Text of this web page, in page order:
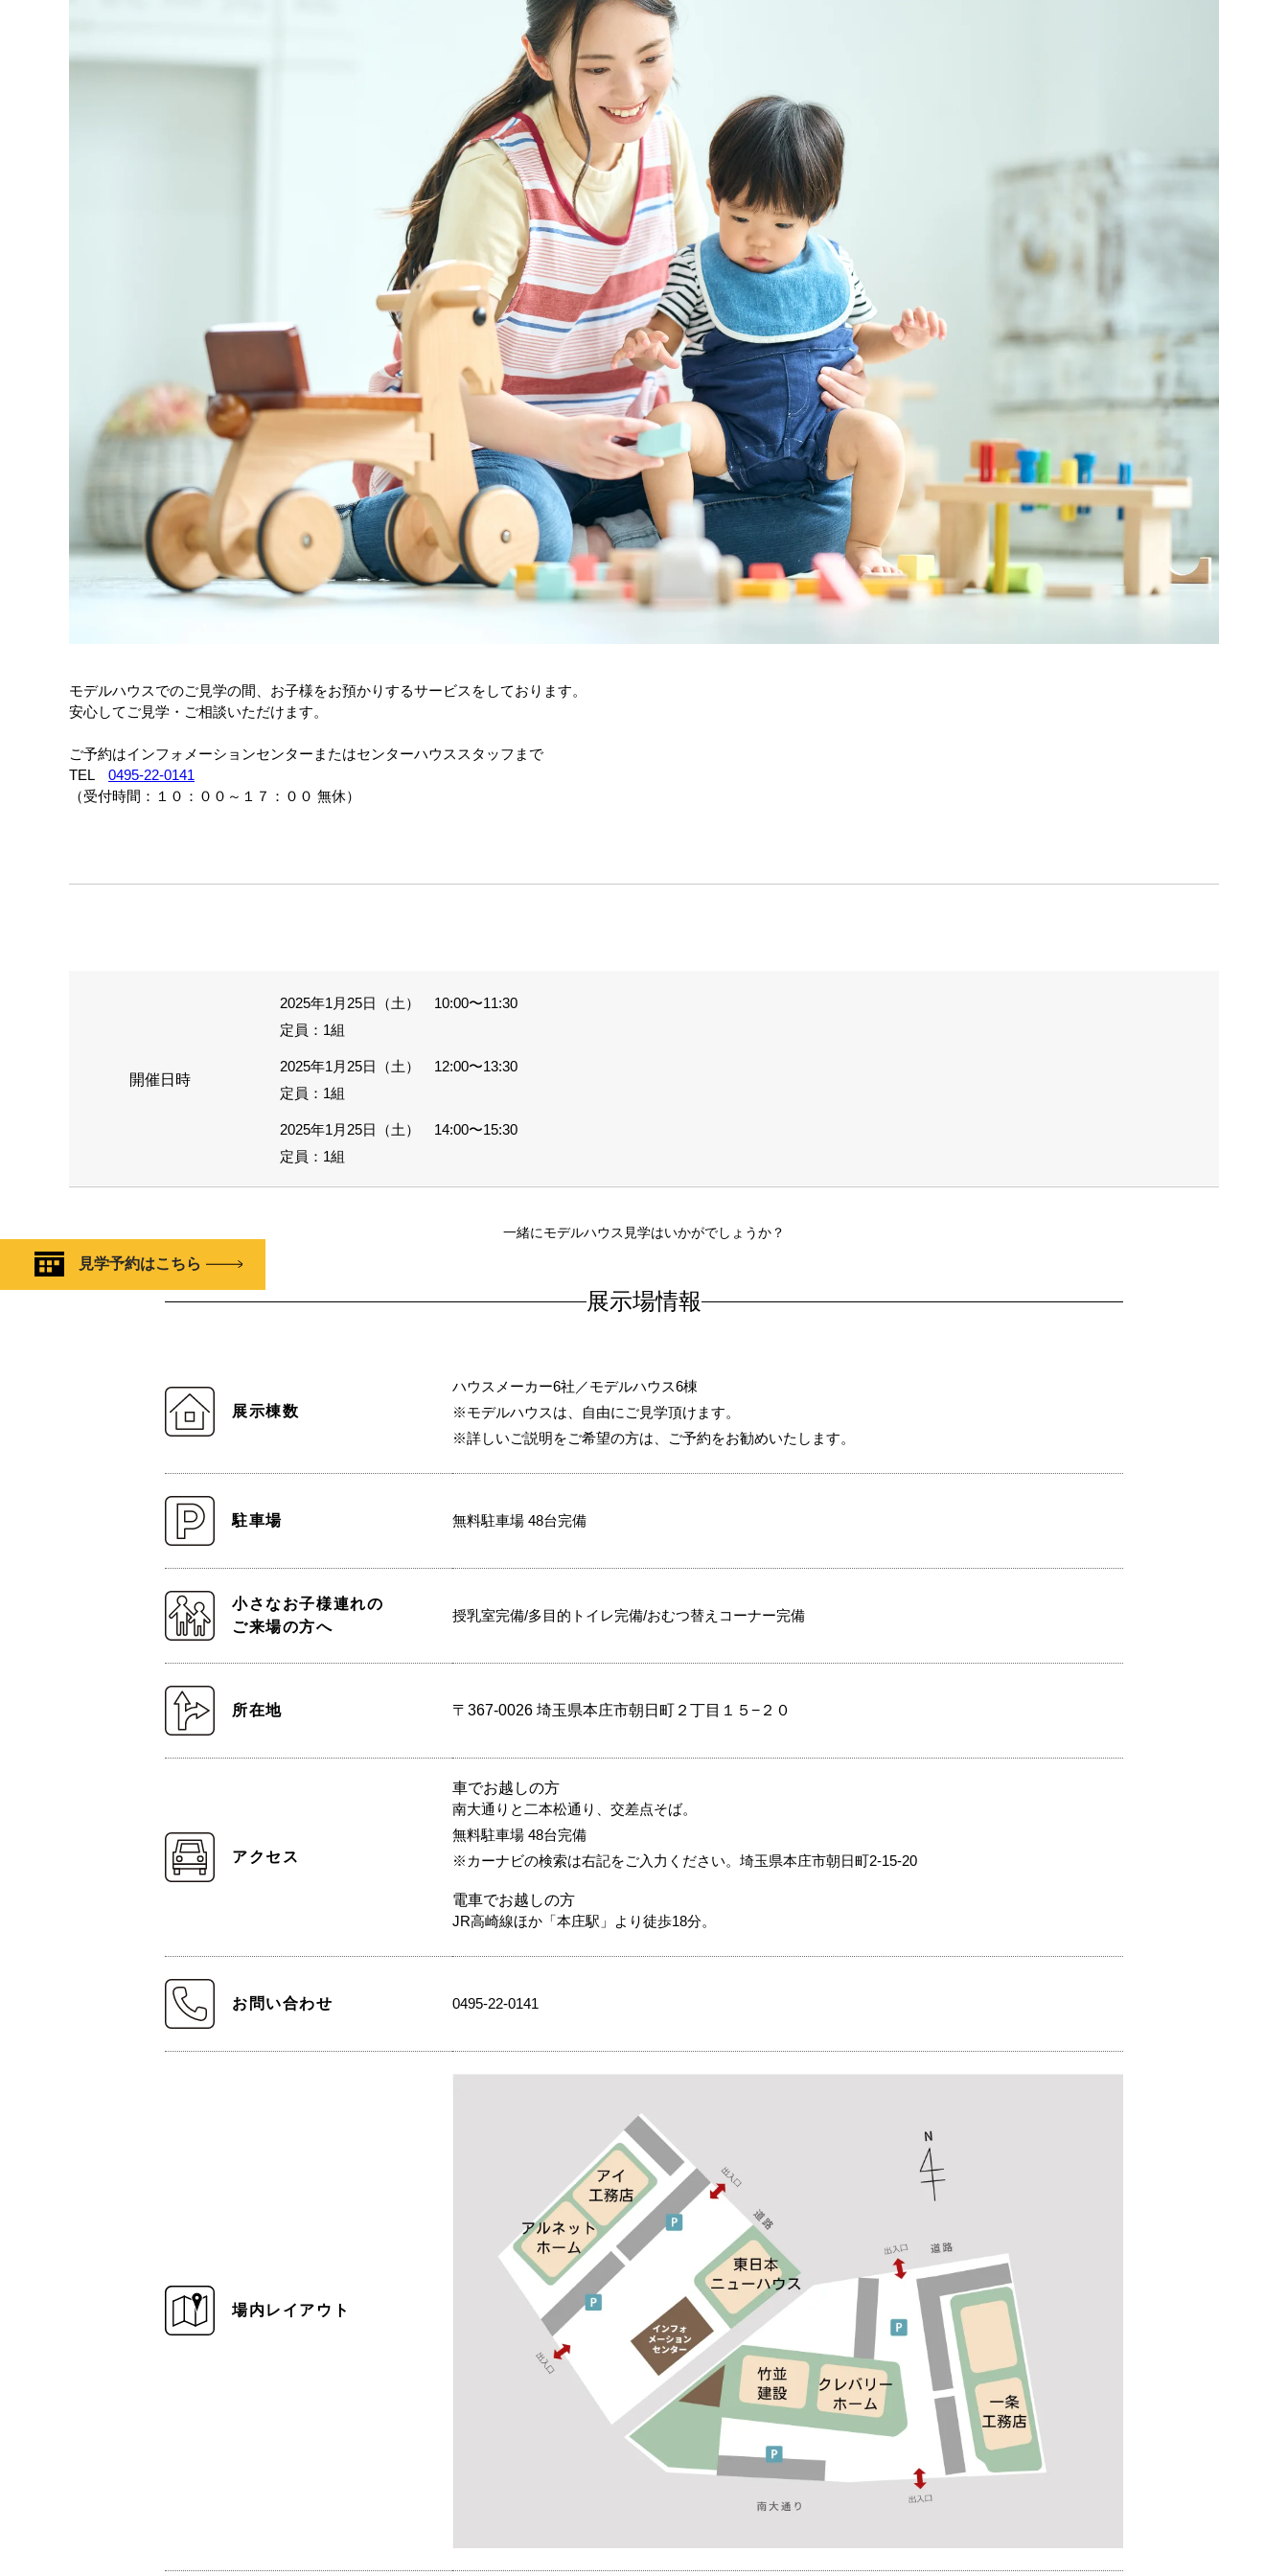
モデルハウスでのご見学の間、お子様をお預かりするサービスをしております。
安心してご見学・ご相談いただけます。
ご予約はインフォメーションセンターまたはセンターハウススタッフまで
TEL 0495-22-0141
（受付時間：１０：００～１７：００ 無休）
開催日時
2025年1月25日（土） 10:00〜11:30
定員：1組
2025年1月25日（土） 12:00〜13:30
定員：1組
2025年1月25日（土） 14:00〜15:30
定員：1組
一緒にモデルハウス見学はいかがでしょうか？
見学予約はこちら
展示場情報
展示棟数
ハウスメーカー6社／モデルハウス6棟
※モデルハウスは、自由にご見学頂けます。
※詳しいご説明をご希望の方は、ご予約をお勧めいたします。
駐車場 無料駐車場 48台完備
小さなお子様連れの
ご来場の方へ
授乳室完備/多目的トイレ完備/おむつ替えコーナー完備
所在地 〒367-0026 埼玉県本庄市朝日町２丁目１５−２０
アクセス
車でお越しの方
南大通りと二本松通り、交差点そば。
無料駐車場 48台完備
※カーナビの検索は右記をご入力ください。埼玉県本庄市朝日町2-15-20
電車でお越しの方
JR高崎線ほか「本庄駅」より徒歩18分。
お問い合わせ 0495-22-0141
場内レイアウト